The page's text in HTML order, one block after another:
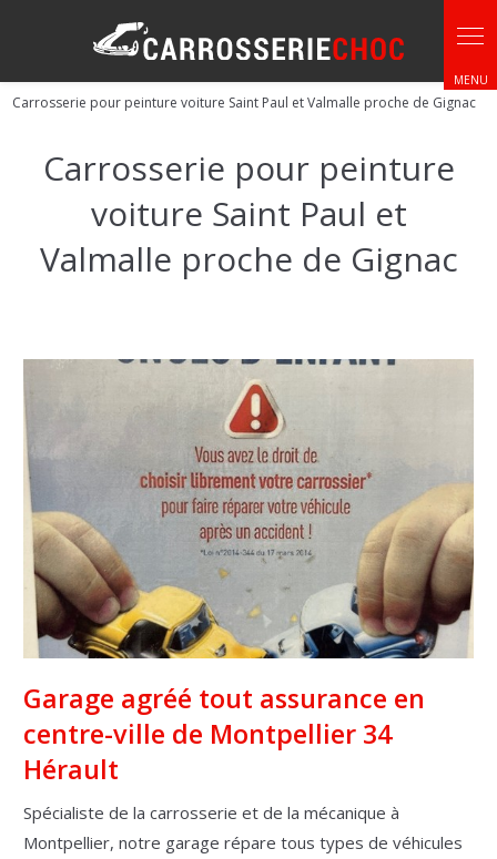
Carrosserie pour peinture voiture Saint Paul et Valmalle proche de Gignac
Carrosserie pour peinture
voiture Saint Paul et
Valmalle proche de Gignac
Garage agréé tout assurance en
centre-ville de Montpellier 34
Hérault
Spécialiste de la carrosserie et de la mécanique à
Montpellier, notre garage répare tous types de véhicules